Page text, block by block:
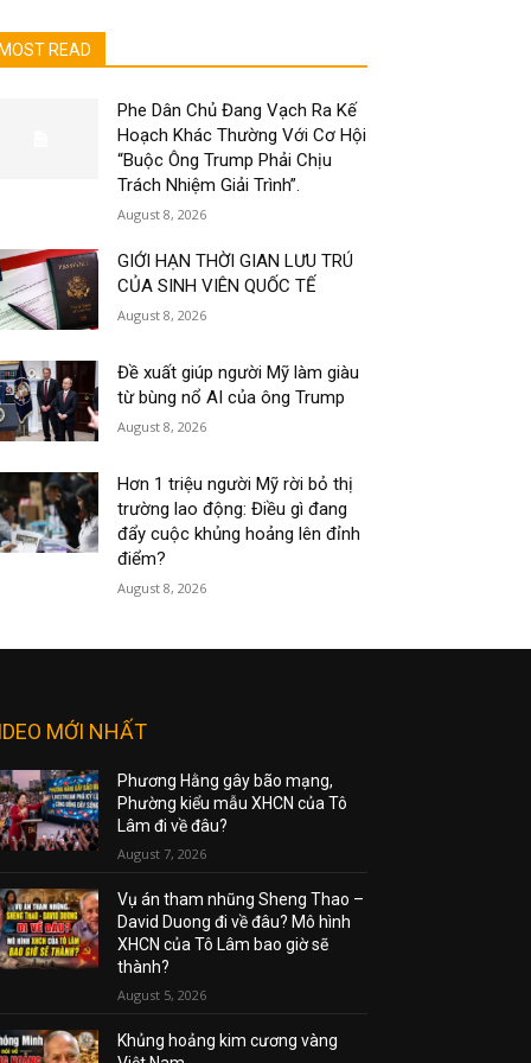
MOST READ
Phe Dân Chủ Đang Vạch Ra Kế
Hoạch Khác Thường Với Cơ Hội
“Buộc Ông Trump Phải Chịu
Trách Nhiệm Giải Trình”.
August 8, 2026
GIỚI HẠN THỜI GIAN LƯU TRÚ
CỦA SINH VIÊN QUỐC TẾ
August 8, 2026
Đề xuất giúp người Mỹ làm giàu
từ bùng nổ AI của ông Trump
August 8, 2026
Hơn 1 triệu người Mỹ rời bỏ thị
trường lao động: Điều gì đang
đẩy cuộc khủng hoảng lên đỉnh
điểm?
August 8, 2026
MỚI NHẤT
Phương Hằng gây bão mạng,
Phường kiểu mẫu XHCN của Tô
Lâm đi về đâu?
August 7, 2026
Vụ án tham nhũng Sheng Thao –
David Duong đi về đâu? Mô hình
XHCN của Tô Lâm bao giờ sẽ
thành?
August 5, 2026
Khủng hoảng kim cương vàng